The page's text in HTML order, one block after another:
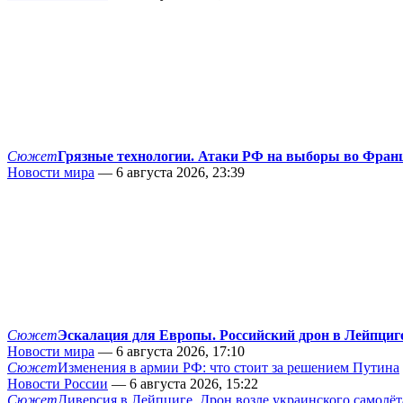
СюжетГрязные технологии. Атаки РФ на выборы во
Новости мира — 6 августа 2026, 23:39
СюжетЭскалация для Европы. Российский дрон в
Новости мира — 6 августа 2026, 17:10
СюжетИзменения в армии РФ: что стоит за решением Путина
Новости России — 6 августа 2026, 15:22